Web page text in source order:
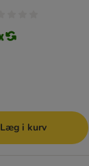
Læg i kurv